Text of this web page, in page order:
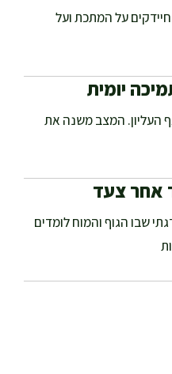
על המתכת ועל
יומית
העליון. המצב משנה את
אחר צעד
שבו הגוף והמוח לומדים